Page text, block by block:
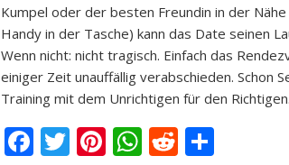
Kumpel oder der besten Freundin in der
Handy in der Tasche) kann das Date seinen
Wenn nicht: nicht tragisch. Einfach das
einiger Zeit unauffällig verabschieden.
Training mit dem Unrichtigen für den
Facebook
Twitter
Pinterest
WhatsApp
Reddit